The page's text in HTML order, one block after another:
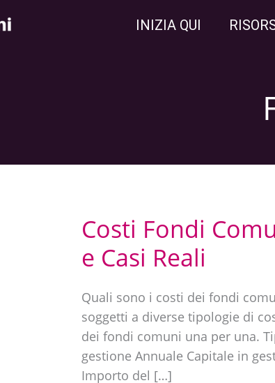
INIZIA QUI
Costi Fondi
e Casi Reali
Quali sono i costi dei fondi
soggetti a diverse tipologie di
dei fondi comuni una per una.
gestione Annuale Capitale in
Importo del […]
Costi
Comuni
Investimento:
Statistiche
e
Casi